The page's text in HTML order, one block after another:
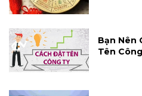
Bạn Nên
Tên